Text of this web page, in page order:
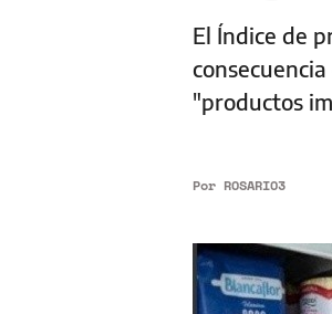
El Índice de
"productos
Por ROSARIO3